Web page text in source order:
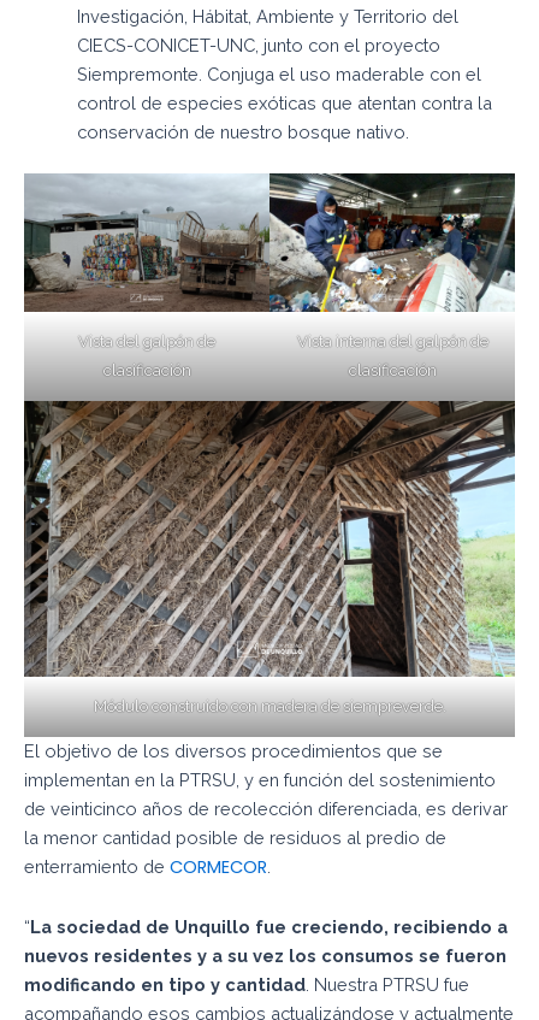
Investigación, Hábitat, Ambiente y Territorio del
CIECS-CONICET-UNC, junto con el proyecto
Siempremonte. Conjuga el uso maderable con el
control de especies exóticas que atentan contra la
conservación de nuestro bosque nativo.
Vista del galpón de
clasificación
Vista interna del galpón de
clasificación
Módulo construido con madera de siempreverde.
El objetivo de los diversos procedimientos que se
implementan en la PTRSU, y en función del sostenimiento
de veinticinco años de recolección diferenciada, es derivar
la menor cantidad posible de residuos al predio de
enterramiento de CORMECOR
“La sociedad de Unquillo fue creciendo, recibiendo a
nuevos residentes y a su vez los consumos se fueron
modificando en tipo y cantidad . Nuestra PTRSU fue
acompañando esos cambios actualizándose y actualmente